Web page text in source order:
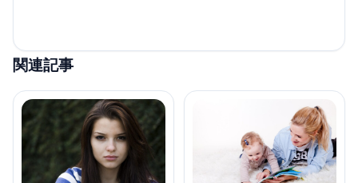
関連記事